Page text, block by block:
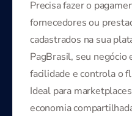
Precisa fazer o
fornecedores ou
cadastrados na sua
PagBrasil, seu negócio
facilidade e controla o
Ideal para
economia